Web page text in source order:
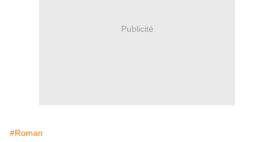
Publicité
#Roman